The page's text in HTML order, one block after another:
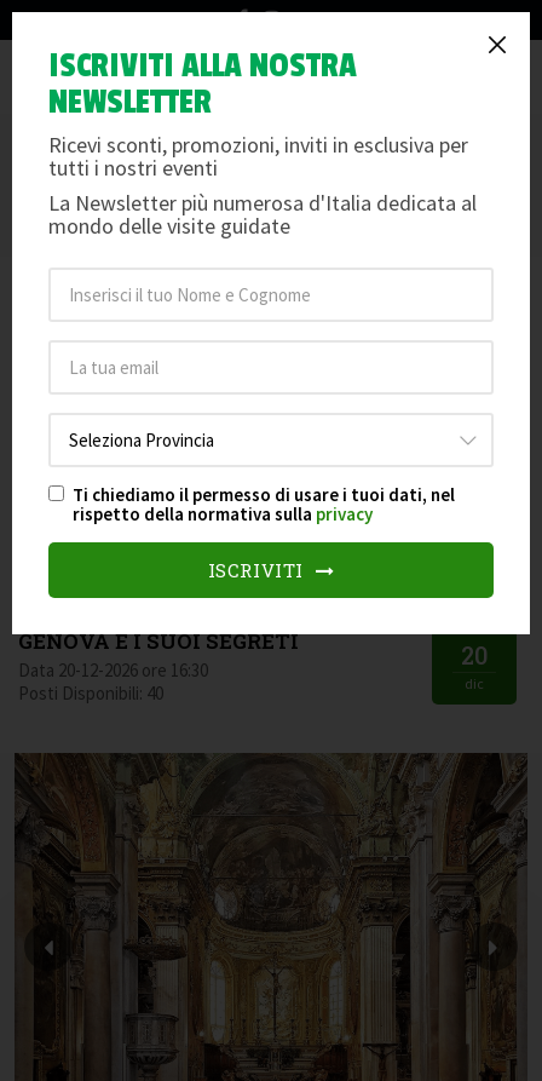
info@arteemusei.com
La vendita dei biglietti è chiusa per questa data.
GENOVA E I SUOI SEGRETI
Per info e dettagli scorri oltre le date e le foto
GENOVA E I SUOI SEGRETI
Data 12-09-2026 ore 14:30
12
sett
GENOVA E I SUOI SEGRETI
Data 18-10-2026 ore 16:30
Posti Disponibili: 40
GENOVA E I SUOI SEGRETI 21
GENOVA E I SUOI SEGRETI
Data 20-12-2026 ore 16:30
Posti Disponibili: 40
20
dic
ISCRIVITI ALLA NOSTRA
NEWSLETTER
Ricevi sconti, promozioni, inviti in esclusiva per
tutti i nostri eventi
La Newsletter più numerosa d'Italia dedicata al
mondo delle visite guidate
Ti chiediamo il permesso di usare i tuoi dati, nel
rispetto della normativa sulla privacy
ISCRIVITI